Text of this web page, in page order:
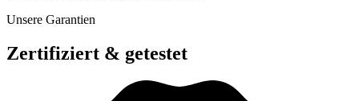
Unsere Garantien
Zertifiziert & getestet